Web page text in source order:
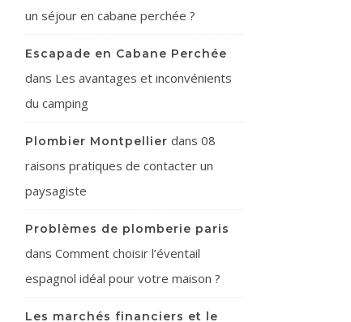
un séjour en cabane perchée ?
Escapade en Cabane Perchée
dans Les avantages et inconvénients
du camping
Plombier Montpellier dans 08
raisons pratiques de contacter un
paysagiste
Problèmes de plomberie paris
dans Comment choisir l’éventail
espagnol idéal pour votre maison ?
Les marchés financiers et le